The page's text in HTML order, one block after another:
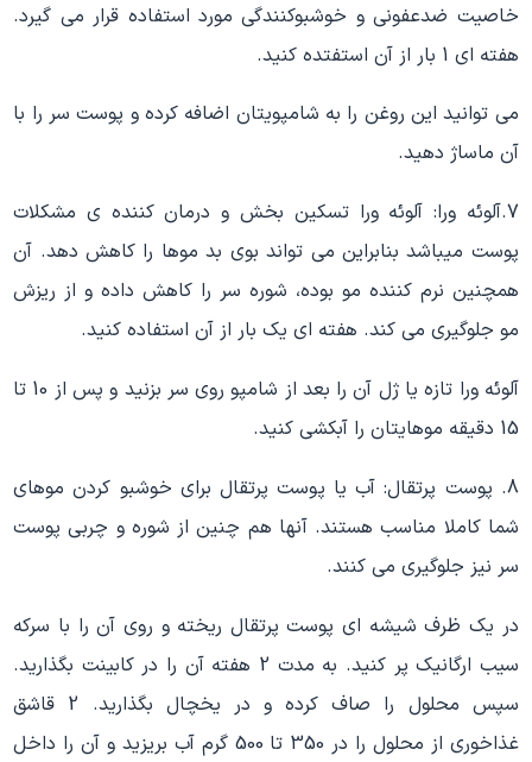
خاصیت ضدعفونی و خوشبوکنندگی مورد استفاده قرار می گیرد.
هفته ای 1 بار از آن استفتده کنید.
می توانید این روغن را به شامپویتان اضافه کرده و پوست سر را با
آن ماساژ دهید.
7.آلوئه ورا: آلوئه ورا تسکین بخش و درمان کننده ی مشکلات
پوست میباشد بنابراین می تواند بوی بد موها را کاهش دهد. آن
همچنین نرم کننده مو بوده، شوره سر را کاهش داده و از ریزش
مو جلوگیری می کند. هفته ای یک بار از آن استفاده کنید.
آلوئه ورا تازه یا ژل آن را بعد از شامپو روی سر بزنید و پس از 10 تا
15 دقیقه موهایتان را آبکشی کنید.
8. پوست پرتقال: آب یا پوست پرتقال برای خوشبو کردن موهای
شما کاملا مناسب هستند. آنها هم چنین از شوره و چربی پوست
سر نیز جلوگیری می کنند.
در یک ظرف شیشه ای پوست پرتقال ریخته و روی آن را با سرکه
سیب ارگانیک پر کنید. به مدت 2 هفته آن را در کابینت بگذارید.
سپس محلول را صاف کرده و در یخچال بگذارید. 2 قاشق
غذاخوری از محلول را در 350 تا 500 گرم آب بریزید و آن را داخل